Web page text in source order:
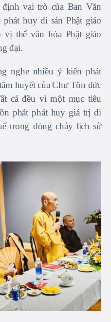
vai trò của Ban Văn
huy di sản Phật giáo
vị thế văn hóa Phật giáo
đại.
nghe nhiều ý kiến phát
huyết của Chư Tôn đức
cả đều vì một mục tiêu
phát phát huy giá trị di
trong dòng chảy lịch sử